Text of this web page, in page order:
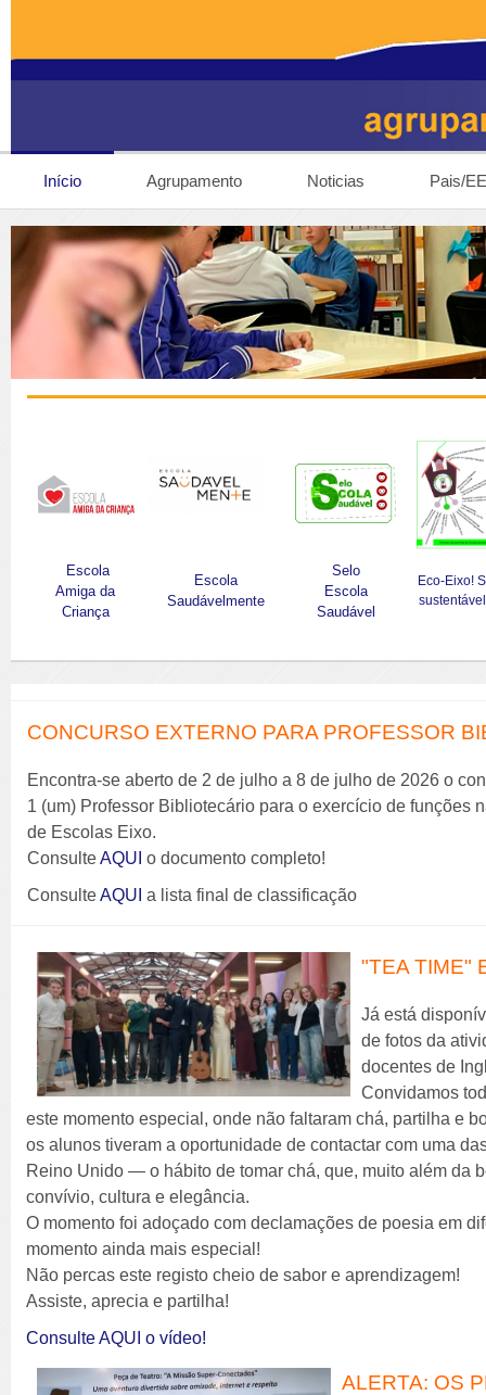
Início Agrupamento Noticias Pais/EE
Escola
Amiga da
Criança
Escola
Saudávelmente
Selo
Escola
Saudável
Eco-Eixo!
CONCURSO EXTERNO PARA PROFESSOR
Encontra-se aberto de 2 de julho a 8 de julho de 2026 o
1 (um) Professor Bibliotecário para o exercício de funções
de Escolas Eixo.
ConsulteAQUI o documento completo!
ConsulteAQUI a lista final de classificação
"TEA TIME"
Já está
de fotos da
docentes de
Convidamos
este momento especial, onde não faltaram chá, partilha e
os alunos tiveram a oportunidade de contactar com uma
Reino Unido — o hábito de tomar chá, que, muito além da
convívio, cultura e elegância.
O momento foi adoçado com declamações de poesia em
momento ainda mais especial!
Não percas este registo cheio de sabor e aprendizagem!
Assiste, aprecia e partilha!
Consulte AQUI o vídeo!
ALERTA: OS